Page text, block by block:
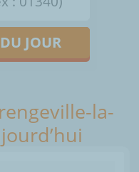
JOUR
la-